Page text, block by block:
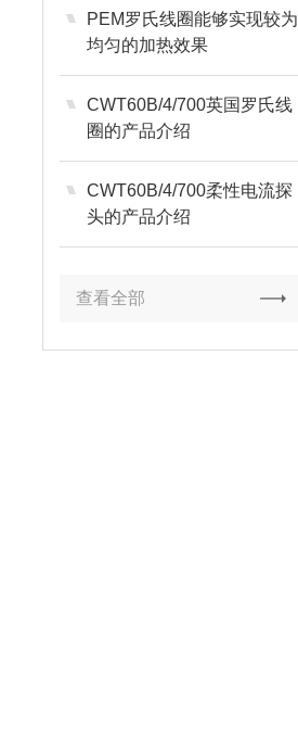
PEM罗氏线圈能够实现较为
均匀的加热效果
CWT60B/4/700英国罗氏线
圈的产品介绍
CWT60B/4/700柔性电流探
头的产品介绍
查看全部